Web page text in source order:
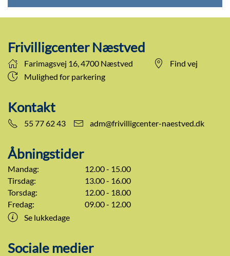
Frivilligcenter Næstved
Farimagsvej 16, 4700 Næstved
Find vej
Mulighed for parkering
Kontakt
55 77 62 43 adm@frivilligcenter-naestved.dk
Åbningstider
Mandag:
12.00 - 15.00
Tirsdag:
13.00 - 16.00
Torsdag:
12.00 - 18.00
Fredag:
09.00 - 12.00
Se lukkedage
Sociale medier